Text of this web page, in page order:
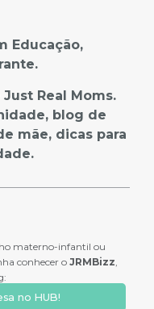
Educação,
Real Moms.
blog de
mãe, dicas para
materno-infantil ou
conhecer o JRMBizz
no HUB!